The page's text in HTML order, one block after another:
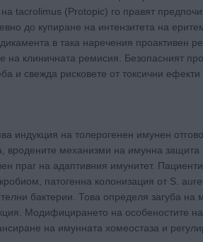
tacrolimus (Protopic) го правят
до купиране на интензитета на
в така наречения проактивен
на клиничната ремисия. Безопасният
и свежда рисковете от токсични
индукция на толерогенен имунен
вродените механизми на имунна
праг на адаптивния имунитет.
патогенна колонизация от S.
бактерии. Това определя загуба
Модифицирането на особеностите
на имунната хомеостаза и